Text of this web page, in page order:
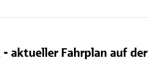
aktueller Fahrplan auf der